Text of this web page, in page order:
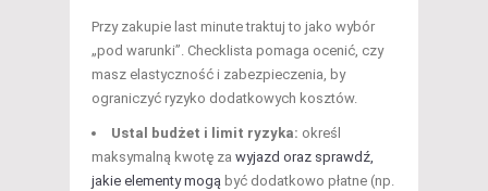
Przy zakupie last minute traktuj to jako wybór
„pod warunki”. Checklista pomaga ocenić, czy
masz elastyczność i zabezpieczenia, by
ograniczyć ryzyko dodatkowych kosztów.
Ustal budżet i limit ryzyka: określ
maksymalną kwotę za wyjazd oraz sprawdź,
jakie elementy mogą być dodatkowo płatne (np.